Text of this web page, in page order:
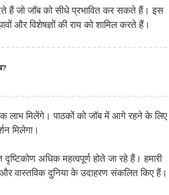
हैं जो जॉब को सीधे प्रभावित कर सकते हैं। इस
और विशेषज्ञों की राय को शामिल करते हैं।
लाभ मिलेंगे। पाठकों को जॉब में आगे रहने के लिए
मिलेगा।
अधिक महत्वपूर्ण होते जा रहे हैं। हमारी
और वास्तविक दुनिया के उदाहरण संकलित किए हैं।